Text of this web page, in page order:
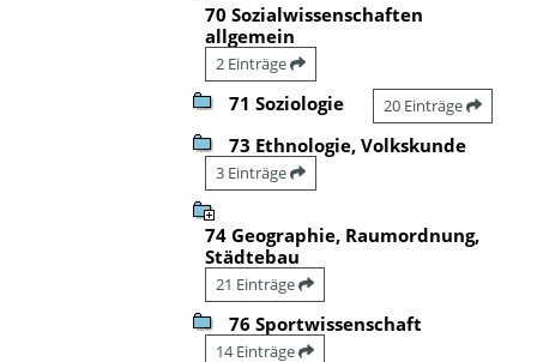
70 Sozialwissenschaften
allgemein
2 Einträge
71 Soziologie 20 Einträge
73 Ethnologie, Volkskunde
3 Einträge
74 Geographie, Raumordnung,
Städtebau
21 Einträge
76 Sportwissenschaft
14 Einträge